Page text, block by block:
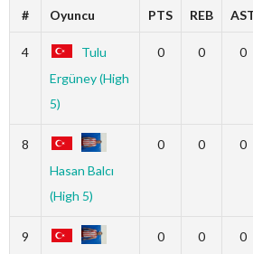
# Oyuncu PTS REB
4
Tulu
Ergüney (High
5)
0 0 0
8
Hasan Balcı
(High 5)
0 0 0
9
0 0 0